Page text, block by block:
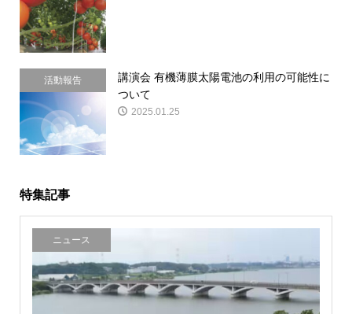
活動報告
講演会 有機薄膜太陽電池の利用の可能性に
ついて
2025.01.25
特集記事
ニュース